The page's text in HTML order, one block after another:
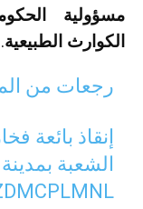
مسؤولية
الكوارث الطبيعية.
رجعات من
إنقاذ بائعة
الشعبة بمدينة